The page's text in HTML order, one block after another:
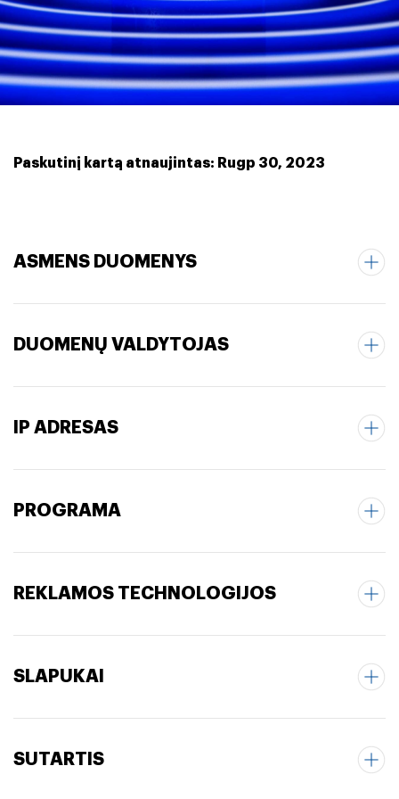
Paskutinį kartą atnaujintas: Rugp 30, 2023
ASMENS DUOMENYS
DUOMENŲ VALDYTOJAS
IP ADRESAS
PROGRAMA
REKLAMOS TECHNOLOGIJOS
SLAPUKAI
SUTARTIS